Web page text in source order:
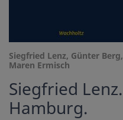
Siegfried Lenz, Günter Berg,
Maren Ermisch
Siegfried Lenz.
Hamburg.